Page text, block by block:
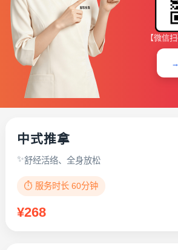
【微信
中式推拿
舒经活络、全身放松
⏱️ 服务时长 60分钟
¥268